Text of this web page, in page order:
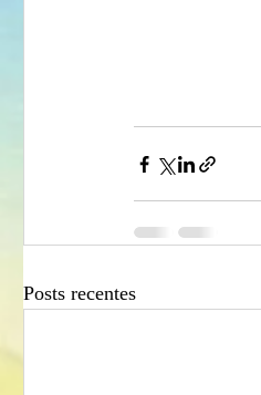
Posts recentes